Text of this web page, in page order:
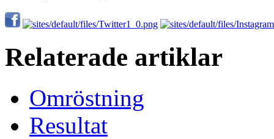
Relaterade artiklar
Omröstning
Resultat